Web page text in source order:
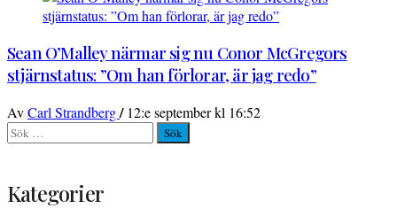
Sean O’Malley närmar sig nu Conor McGregors
stjärnstatus: ”Om han förlorar, är jag redo”
AvCarl Strandberg/ 12:e september kl 16:52
Sök
efter:
Kategorier